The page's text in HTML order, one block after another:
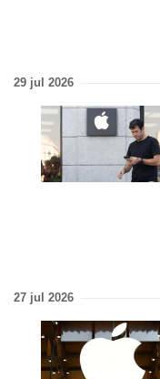
29 jul 2026
27 jul 2026